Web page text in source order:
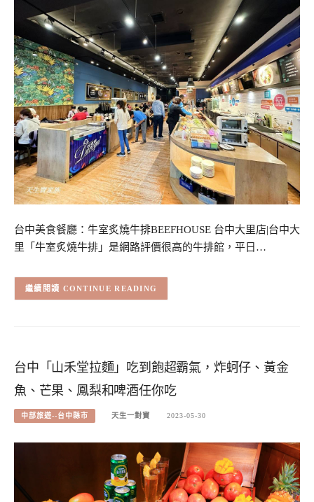
台中美食餐廳：牛室炙燒牛排BEEFHOUSE 台中大里店|台中大
里「牛室炙燒牛排」是網路評價很高的牛排館，平日…
CONTINUE READING
台中「山禾堂拉麵」吃到飽超霸氣，炸蚵仔、黃金
魚、芒果、鳳梨和啤酒任你吃
中部旅遊--台中縣市 天生一對寶 2023-05-30